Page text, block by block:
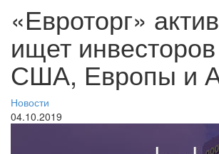
«Евроторг»
ищет
США, Европы и
Новости
04.10.2019